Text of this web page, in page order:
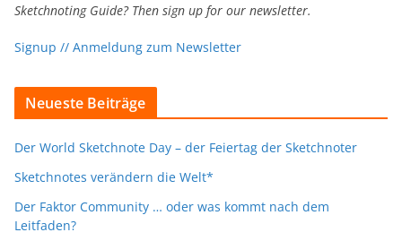
Sketchnoting Guide? Then sign up for our newsletter.
Signup // Anmeldung zum Newsletter
Neueste Beiträge
Der World Sketchnote Day – der Feiertag der Sketchnoter
Sketchnotes verändern die Welt*
Der Faktor Community … oder was kommt nach dem
Leitfaden?